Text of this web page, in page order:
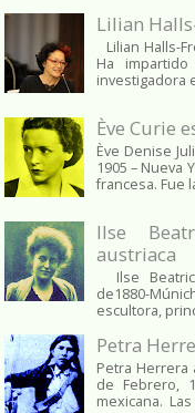
Lilian
Lilian Halls-
Ha
investigadora
Ève Curie
Ève Denise
1905 – Nueva
francesa. Fue
Ilse
austriaca
Ilse
de1880-
escultora,
Petra
Petra Herrera
de Febrero,
mexicana. Las